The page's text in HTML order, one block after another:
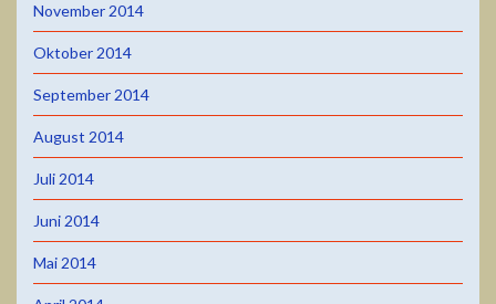
November 2014
Oktober 2014
September 2014
August 2014
Juli 2014
Juni 2014
Mai 2014